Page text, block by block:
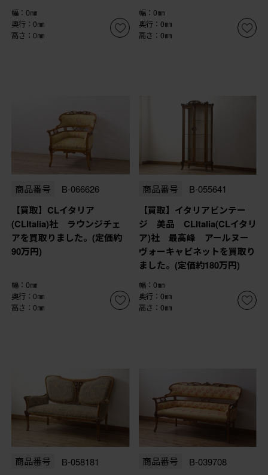
幅：0㎜
奥行：0㎜
高さ：0㎜
幅：0㎜
奥行：0㎜
高さ：0㎜
商品番号 B-066626
【買取】CLイタリア
(CLItalia)社 ラウンジチェ
アを買取りました。(定価約
90万円)
幅：0㎜
奥行：0㎜
高さ：0㎜
商品番号 B-055641
【買取】イタリアビンテー
ジ 美品 CLItalia(CLイタリ
ア)社 最高峰 アールヌー
ヴォーキャビネットを買取り
ました。(定価約180万円)
幅：0㎜
奥行：0㎜
高さ：0㎜
商品番号 B-058181 商品番号 B-039708